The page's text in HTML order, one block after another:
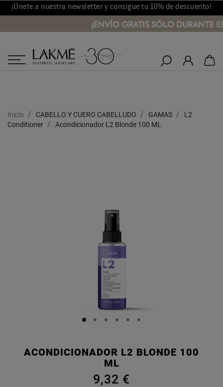
¡Únete a nuestra newsletter y consigue tu 10% de descuento!
¡ENVÍO GRATIS SÓLO DURANTE
Salones Lakmé
Inicio CABELLO Y CUERO CABELLUDO GAMAS
L2
Conditioner
Acondicionador L2 Blonde 100 ML
ACONDICIONADOR L2 BLONDE 100
ML
9,32 €